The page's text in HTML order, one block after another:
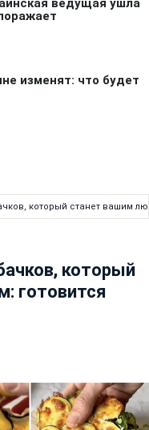
который станет вашим
который
готовится